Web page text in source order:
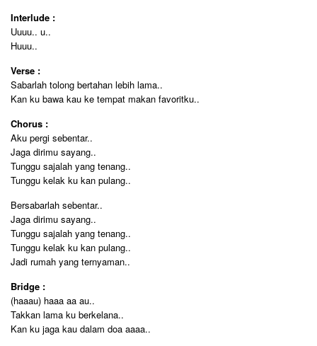
Interlude :
Uuuu.. u..
Huuu..
Verse :
Sabarlah tolong bertahan lebih lama..
Kan ku bawa kau ke tempat makan favoritku..
Chorus :
Aku pergi sebentar..
Jaga dirimu sayang..
Tunggu sajalah yang tenang..
Tunggu kelak ku kan pulang..
Bersabarlah sebentar..
Jaga dirimu sayang..
Tunggu sajalah yang tenang..
Tunggu kelak ku kan pulang..
Jadi rumah yang ternyaman..
Bridge :
(haaau) haaa aa au..
Takkan lama ku berkelana..
Kan ku jaga kau dalam doa aaaa..